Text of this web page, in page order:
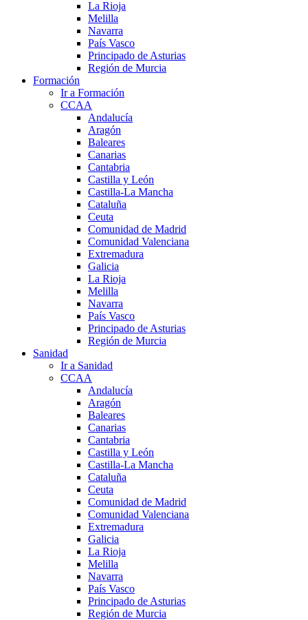
La Rioja
Melilla
Navarra
País Vasco
Principado de Asturias
Región de Murcia
Formación
Ir a Formación
CCAA
Andalucía
Aragón
Baleares
Canarias
Cantabria
Castilla y León
Castilla-La Mancha
Cataluña
Ceuta
Comunidad de Madrid
Comunidad Valenciana
Extremadura
Galicia
La Rioja
Melilla
Navarra
País Vasco
Principado de Asturias
Región de Murcia
Sanidad
Ir a Sanidad
CCAA
Andalucía
Aragón
Baleares
Canarias
Cantabria
Castilla y León
Castilla-La Mancha
Cataluña
Ceuta
Comunidad de Madrid
Comunidad Valenciana
Extremadura
Galicia
La Rioja
Melilla
Navarra
País Vasco
Principado de Asturias
Región de Murcia